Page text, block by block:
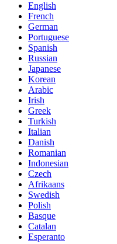
English
French
German
Portuguese
Spanish
Russian
Japanese
Korean
Arabic
Irish
Greek
Turkish
Italian
Danish
Romanian
Indonesian
Czech
Afrikaans
Swedish
Polish
Basque
Catalan
Esperanto